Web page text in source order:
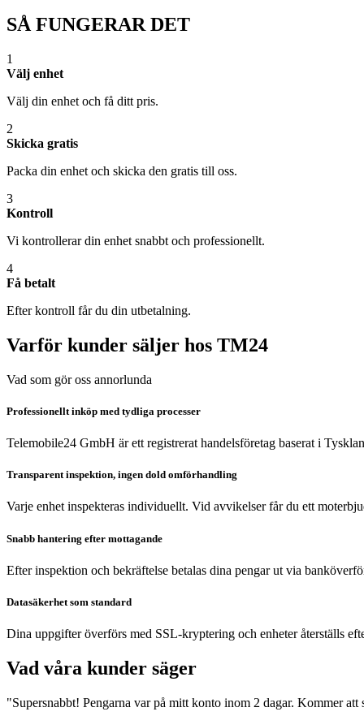
SÅ FUNGERAR DET
1
Välj enhet
Välj din enhet och få ditt pris.
2
Skicka gratis
Packa din enhet och skicka den gratis till oss.
3
Kontroll
Vi kontrollerar din enhet snabbt och professionellt.
4
Få betalt
Efter kontroll får du din utbetalning.
Varför kunder säljer hos TM24
Vad som gör oss annorlunda
Professionellt inköp med tydliga processer
Telemobile24 GmbH är ett registrerat handelsföretag baserat i
Transparent inspektion, ingen dold omförhandling
Varje enhet inspekteras individuellt. Vid avvikelser får du ett
Snabb hantering efter mottagande
Efter inspektion och bekräftelse betalas dina pengar ut via
Datasäkerhet som standard
Dina uppgifter överförs med SSL-kryptering och enheter återställs
Vad våra kunder säger
"Supersnabbt! Pengarna var på mitt konto inom 2 dagar. Kommer